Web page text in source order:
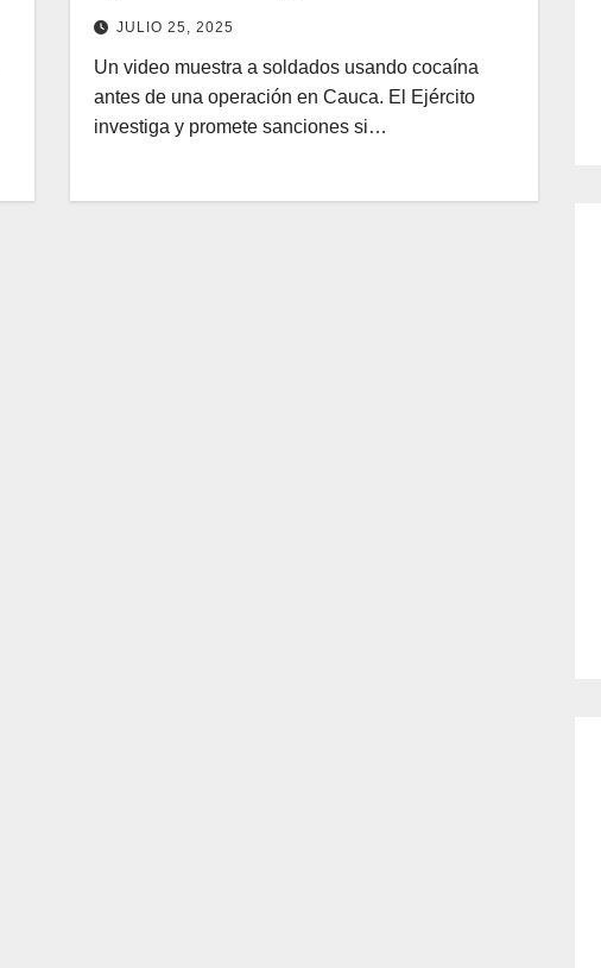
JULIO 25, 2025
Un video muestra a soldados usando cocaína
antes de una operación en Cauca. El Ejército
investiga y promete sanciones si…